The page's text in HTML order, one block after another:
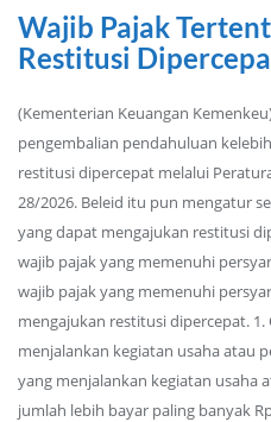
Wajib Pajak
Restitusi
(Kementerian Keuangan
pengembalian pendahuluan
restitusi dipercepat melalui
28/2026. Beleid itu pun mengatur
yang dapat mengajukan restitusi
wajib pajak yang memenuhi
wajib pajak yang memenuhi
mengajukan restitusi dipercepat.
menjalankan kegiatan usaha atau
yang menjalankan kegiatan usaha
jumlah lebih bayar paling banyak